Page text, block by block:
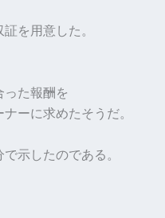
を用意した。
った報酬を
ーに求めたそうだ。
示したのである。